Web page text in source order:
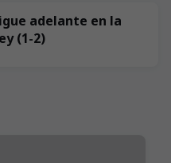
adelante en la
(1-2)